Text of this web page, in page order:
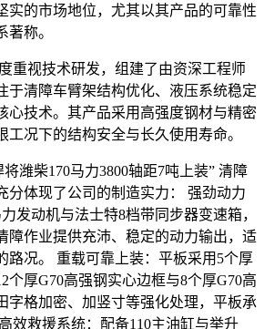
实的市场地位，尤其以其产品的可靠性
著称。
重视技术研发，组建了由资深工程师
于清障车臂架结构优化、液压系统稳定
心技术。其产品采用高强度钢材与精密
工况下的结构安全与长久使用寿命。
潍柴170马力3800轴距7吨上装” 清障
分体现了公司的制造实力： 强劲动力
发动机与法士特8档带同步器变速箱，
障作业提供充沛、稳定的动力输出，适
路况。 重载可靠上装：平板采用5个厚
个厚G70高强钢实心边框与8个厚G70高
字格加密、加竖寸等强化处理，平板承
效救援系统：配备110主油缸与举升